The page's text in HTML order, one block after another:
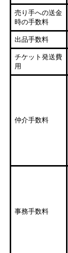
売り手への送金
時の手数料
出品手数料
チケット発送費
用
仲介手数料
事務手数料